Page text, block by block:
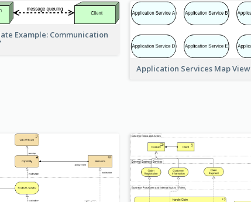
Example: Communication
Application Services Map View